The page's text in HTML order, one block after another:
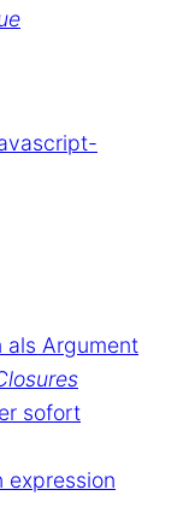
als Argument
sofort
expression